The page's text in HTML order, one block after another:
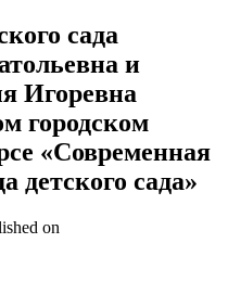
сада
и
Игоревна
городском
«Современная
детского сада»
on